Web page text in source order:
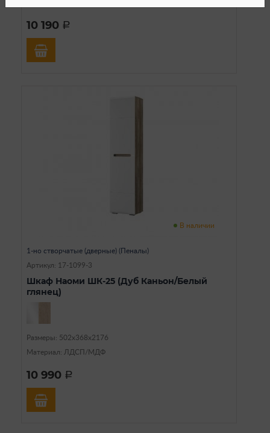
10 190 a
В наличии
1-но створчатые (дверные) (Пеналы)
Артикул: 17-1099-3
Шкаф Наоми ШК-25 (Дуб Каньон/Белый
глянец)
Размеры: 502х368х2176
Материал: ЛДСП/МДФ
10 990 a